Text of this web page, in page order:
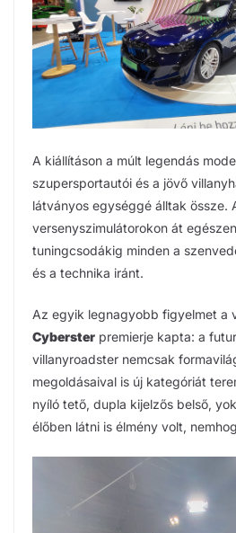
A kiállításon a múlt legendás
szupersportautói és a jövő
látványos egységgé álltak össze.
versenyszimulátorokon át
tuningcsodákig minden a
és a technika iránt.
Az egyik legnagyobb figyelmet a
Cyberster premierje kapta: a
villanyroadster nemcsak
megoldásaival is új kategóriát
nyíló tető, dupla kijelzős belső,
élőben látni is élmény volt,